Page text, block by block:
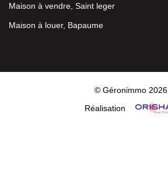
Maison à vendre, Saint leger
Maison à louer, Bapaume
© Géronimmo 2026
Réalisation